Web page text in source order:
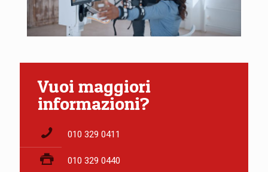
Vuoi maggiori
informazioni?
010 329 0411
010 329 0440